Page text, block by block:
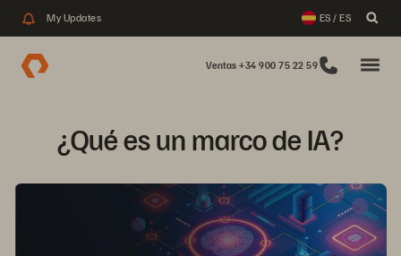
My Updates ES / ES
Ventas +34 900 75 22 59
¿Qué es un marco de IA?